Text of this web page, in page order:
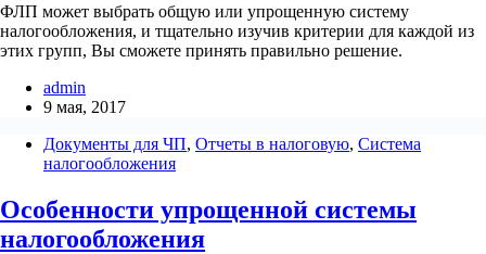
ФЛП может выбрать общую или упрощенную систему
налогообложения, и тщательно изучив критерии для каждой из
этих групп, Вы сможете принять правильно решение.
admin
9 мая, 2017
Документы для ЧП, Отчеты в налоговую, Система
налогообложения
Особенности упрощенной системы
налогообложения